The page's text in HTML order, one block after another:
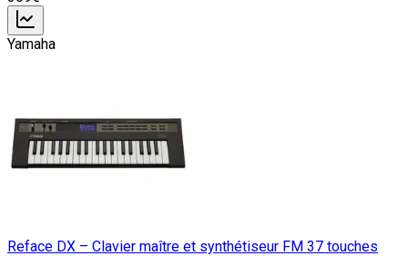
Yamaha
Reface DX – Clavier maître et synthétiseur FM 37 touches